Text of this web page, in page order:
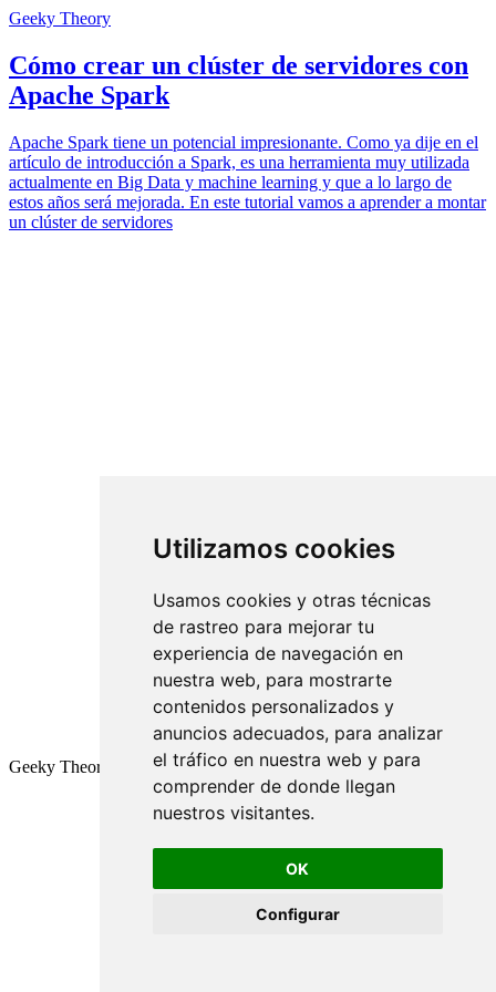
Utilizamos cookies
Usamos cookies y otras técnicas
de rastreo para mejorar tu
experiencia de navegación en
nuestra web, para mostrarte
contenidos personalizados y
anuncios adecuados, para analizar
el tráfico en nuestra web y para
comprender de donde llegan
nuestros visitantes.
OK
Configurar
Geeky Theory
Cómo crear un clúster de servidores con
Apache Spark
Apache Spark tiene un potencial impresionante. Como ya dije en el
artículo de introducción a Spark, es una herramienta muy utilizada
actualmente en Big Data y machine learning y que a lo largo de
estos años será mejorada. En este tutorial vamos a aprender a montar
un clúster de servidores
Geeky Theory © 2026